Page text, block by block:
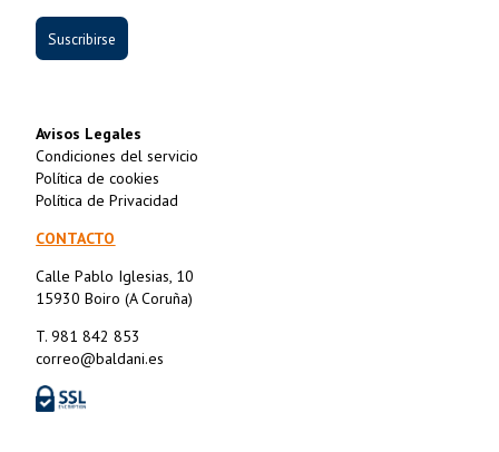
Suscribirse
Avisos Legales
Condiciones del servicio
Política de cookies
Política de Privacidad
CONTACTO
Calle Pablo Iglesias, 10
15930 Boiro (A Coruña)
T. 981 842 853
correo@baldani.es